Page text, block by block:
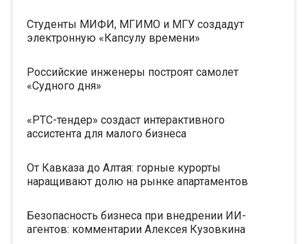
Студенты МИФИ, МГИМО и МГУ создадут
электронную «Капсулу времени»
Российские инженеры построят самолет
«Судного дня»
«РТС-тендер» создаст интерактивного
ассистента для малого бизнеса
От Кавказа до Алтая: горные курорты
наращивают долю на рынке апартаментов
Безопасность бизнеса при внедрении ИИ-
агентов: комментарии Алексея Кузовкина